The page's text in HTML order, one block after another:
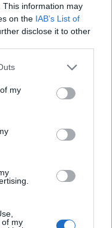
This information may
on the IAB’s List of
disclose it to other
one or more Google
You may click to
third-party tags to
in below Google
my
of my
e caldo tornano
chiuse ancora fino a
Marmora, parcheggio
falsi incaricati